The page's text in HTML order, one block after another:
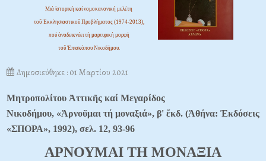
Μιά ἱστορική καί νομοκανονική μελέτη
τοῦ Ἐκκλησιαστικοῦ Προβλήματος (1974-2013),
πού ἀναδεικνύει τή μαρτυρική μορφή
τοῦ Ἐπισκόπου Νικοδήμου.
Δημοσιεύθηκε : 01 Μαρτίου 2021
Μητροπολίτου Ἀττικῆς καί Μεγαρίδος
Νικοδήμου, «Ἀρνοῦμαι τή μοναξιά», β' ἔκδ. (Ἀθήνα: Ἐκδόσεις
«ΣΠΟΡΑ», 1992), σελ. 12, 93-96
ΑΡΝΟΥΜΑΙ ΤΗ ΜΟΝΑΞΙΑ